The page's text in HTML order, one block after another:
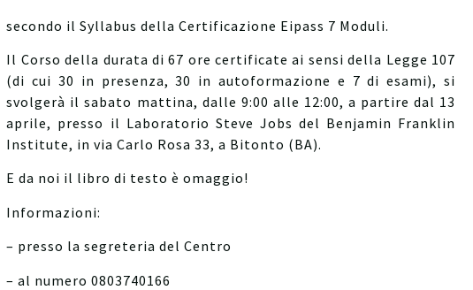
secondo il Syllabus della Certificazione Eipass 7 Moduli.
Il Corso della durata di 67 ore certificate ai sensi della Legge 107
(di cui 30 in presenza, 30 in autoformazione e 7 di esami), si
svolgerà il sabato mattina, dalle 9:00 alle 12:00, a partire dal 13
aprile, presso il Laboratorio Steve Jobs del Benjamin Franklin
Institute, in via Carlo Rosa 33, a Bitonto (BA).
E da noi il libro di testo è omaggio!
Informazioni:
– presso la segreteria del Centro
– al numero 0803740166